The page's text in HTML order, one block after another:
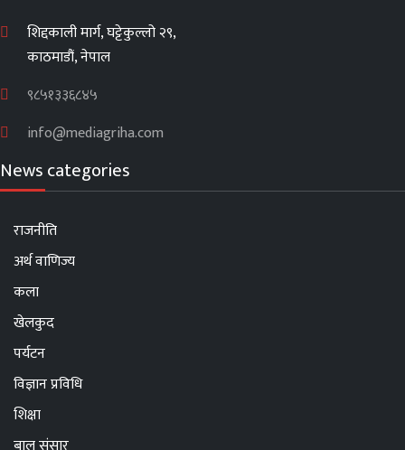
शिद्दकाली मार्ग, घट्टेकुल्लो २९,
काठमाडौं, नेपाल
९८५१३३६८४५
info@mediagriha.com
News categories
राजनीति
अर्थ वाणिज्य
कला
खेलकुद
पर्यटन
विज्ञान प्रविधि
शिक्षा